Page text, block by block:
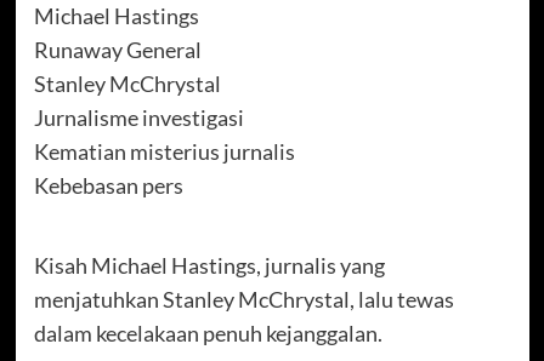
Michael Hastings
Runaway General
Stanley McChrystal
Jurnalisme investigasi
Kematian misterius jurnalis
Kebebasan pers
Kisah Michael Hastings, jurnalis yang
menjatuhkan Stanley McChrystal, lalu tewas
dalam kecelakaan penuh kejanggalan.